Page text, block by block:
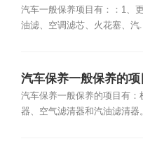
汽车一般保养项目有：：1、
油滤、空调滤芯、火花塞、汽...
汽车保养一般保养的项
汽车保养一般保养的项目有：
器、空气滤清器和汽油滤清器